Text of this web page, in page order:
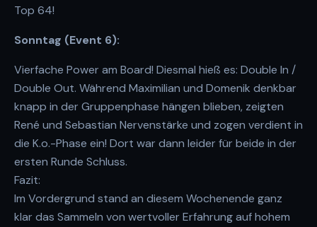
Top 64!
Sonntag (Event 6):
Vierfache Power am Board! Diesmal hieß es: Double In /
Double Out. Während Maximilian und Domenik denkbar
knapp in der Gruppenphase hängen blieben, zeigten
René und Sebastian Nervenstärke und zogen verdient in
die K.o.-Phase ein! Dort war dann leider für beide in der
ersten Runde Schluss.
Fazit:
Im Vordergrund stand an diesem Wochenende ganz
klar das Sammeln von wertvoller Erfahrung auf hohem